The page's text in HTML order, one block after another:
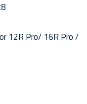
12R Pro/ 16R Pro /